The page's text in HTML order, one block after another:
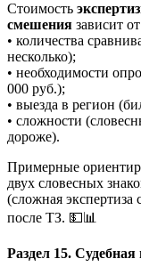
Стоимость
смешения зависит
• количества
несколько);
• необходимости
000 руб.);
• выезда в регион
• сложности
дороже).
Примерные
двух словесных
(сложная
после ТЗ. 💵📊
Раздел 15.